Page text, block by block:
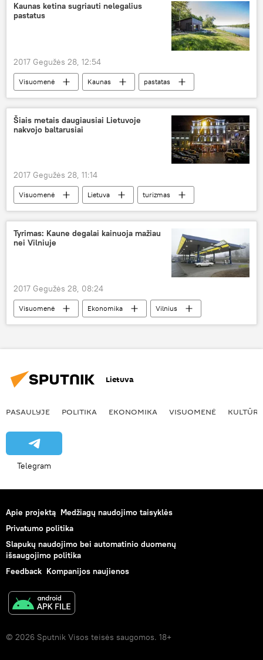
Kaunas ketina sugriauti nelegalius
pastatus
2017 Gegužės 28, 12:54
Visuomenė Kaunas
pastatas
nelegali statyba
Kaunas — antroji Lietuvos sostinė
Šiais metais daugiausiai Lietuvoje
nakvojo baltarusiai
2017 Gegužės 28, 11:14
Visuomenė Lietuva
turizmas
turistai
Tyrimas: Kaune degalai kainuoja mažiau
nei Vilniuje
2017 Gegužės 28, 08:24
Visuomenė Ekonomika
Vilnius
Lietuva
Kaunas
degalinė
Lietuva
PASAULYJE POLITIKA EKONOMIKA VISUOMENĖ KULTŪRA
Telegram
Apie projektą Medžiagų naudojimo taisyklės
Privatumo politika
Slapukų naudojimo bei automatinio duomenų
išsaugojimo politika
Feedback Kompanijos naujienos
© 2026 Sputnik Visos teisės saugomos. 18+